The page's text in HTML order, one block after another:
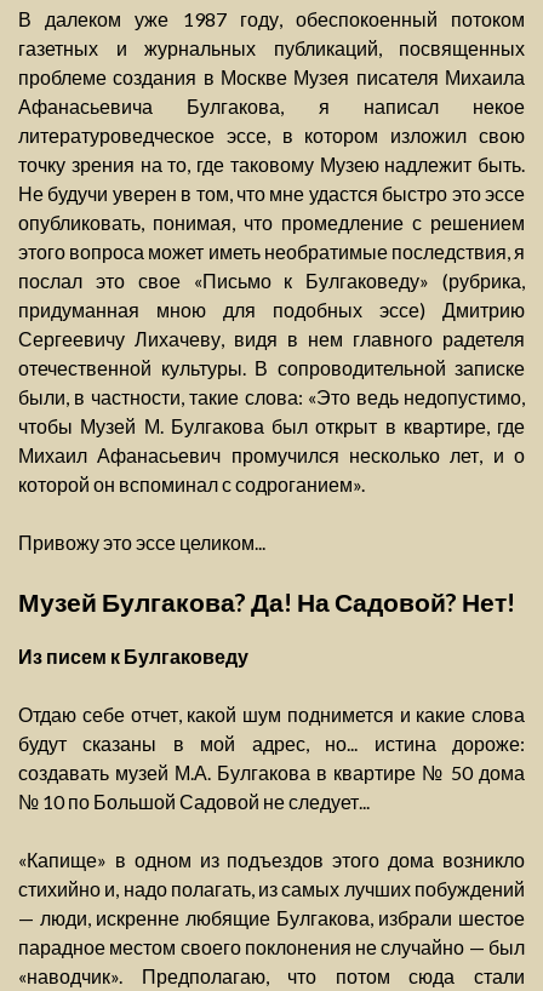
В далеком уже 1987 году, обеспокоенный потоком
газетных и журнальных публикаций, посвященных
проблеме создания в Москве Музея писателя Михаила
Афанасьевича Булгакова, я написал некое
литературоведческое эссе, в котором изложил свою
точку зрения на то, где таковому Музею надлежит быть.
Не будучи уверен в том, что мне удастся быстро это эссе
опубликовать, понимая, что промедление с решением
этого вопроса может иметь необратимые последствия, я
послал это свое «Письмо к Булгаковеду» (рубрика,
придуманная мною для подобных эссе) Дмитрию
Сергеевичу Лихачеву, видя в нем главного радетеля
отечественной культуры. В сопроводительной записке
были, в частности, такие слова: «Это ведь недопустимо,
чтобы Музей М. Булгакова был открыт в квартире, где
Михаил Афанасьевич промучился несколько лет, и о
которой он вспоминал с содроганием».
Привожу это эссе целиком...
Музей Булгакова? Да! На Садовой? Нет!
Из писем к Булгаковеду
Отдаю себе отчет, какой шум поднимется и какие слова
будут сказаны в мой адрес, но... истина дороже:
создавать музей М.А. Булгакова в квартире № 50 дома
№ 10 по Большой Садовой не следует...
«Капище» в одном из подъездов этого дома возникло
стихийно и, надо полагать, из самых лучших побуждений
— люди, искренне любящие Булгакова, избрали шестое
парадное местом своего поклонения не случайно — был
«наводчик». Предполагаю, что потом сюда стали